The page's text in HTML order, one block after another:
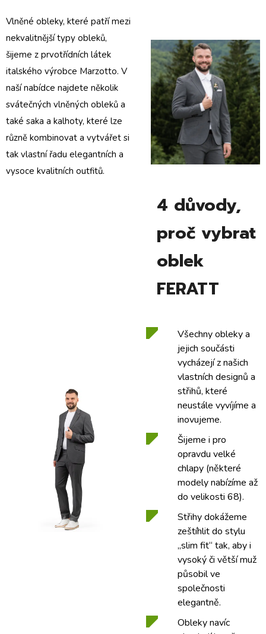
Vlněné obleky, které patří mezi
nekvalitnější typy obleků,
šijeme z prvotřídních látek
italského výrobce Marzotto. V
naší nabídce najdete několik
svátečných vlněných obleků a
také saka a kalhoty, které lze
různě kombinovat a vytvářet si
tak vlastní řadu elegantních a
vysoce kvalitních outfitů.
4 důvody,
proč vybrat
oblek
FERATT
Všechny obleky a
jejich součásti
vycházejí z našich
vlastních designů a
střihů, které
neustále vyvíjíme a
inovujeme.
Šijeme i pro
opravdu velké
chlapy (některé
modely nabízíme až
do velikosti 68).
Střihy dokážeme
zeštíhlit do stylu
„slim fit“ tak, aby i
vysoký či větší muž
působil ve
společnosti
elegantně.
Obleky navíc